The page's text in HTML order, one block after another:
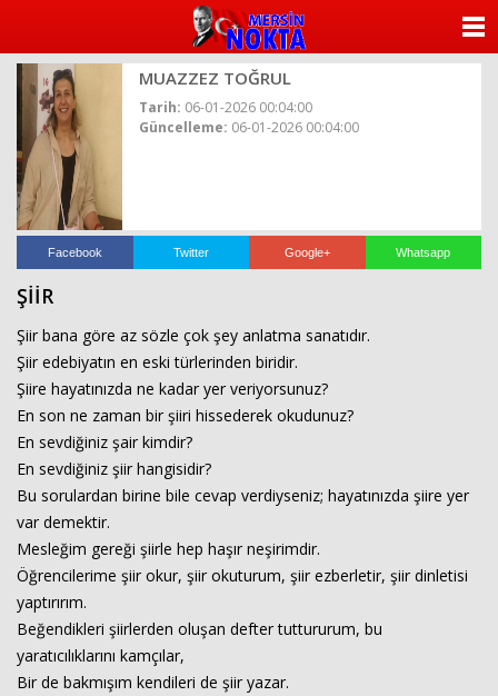
MUAZZEZ TOĞRUL
Tarih: 06-01-2026 00:04:00
Güncelleme: 06-01-2026 00:04:00
Facebook Twitter Google+ Whatsapp
ŞİİR
Şiir bana göre az sözle çok şey anlatma sanatıdır.
Şiir edebiyatın en eski türlerinden biridir.
Şiire hayatınızda ne kadar yer veriyorsunuz?
En son ne zaman bir şiiri hissederek okudunuz?
En sevdiğiniz şair kimdir?
En sevdiğiniz şiir hangisidir?
Bu sorulardan birine bile cevap verdiyseniz; hayatınızda şiire yer
var demektir.
Mesleğim gereği şiirle hep haşır neşirimdir.
Öğrencilerime şiir okur, şiir okuturum, şiir ezberletir, şiir dinletisi
yaptırırım.
Beğendikleri şiirlerden oluşan defter tuttururum, bu
yaratıcılıklarını kamçılar,
Bir de bakmışım kendileri de şiir yazar.
YAZARLAR